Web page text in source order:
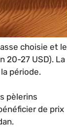
choisie et le
20-27 USD). La
période.
pèlerins
de prix